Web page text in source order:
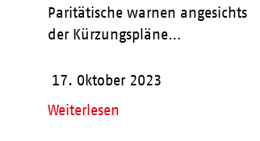
Paritätische warnen angesichts
der Kürzungspläne…
17. Oktober 2023
Weiterlesen